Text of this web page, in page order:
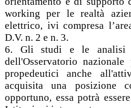
working per le realtà
elettrico, ivi compresa
D.V. n. 2 e n. 3.
6. Gli studi e le analisi
dell'Osservatorio
propedeutici anche
acquisita una posizione
opportuno, essa potrà